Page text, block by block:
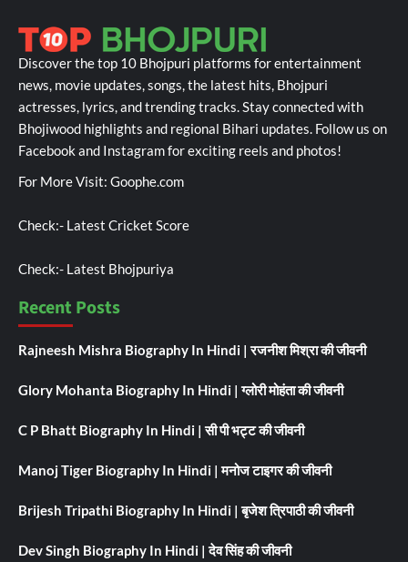
Discover the top 10 Bhojpuri platforms for entertainment
news, movie updates, songs, the latest hits, Bhojpuri
actresses, lyrics, and trending tracks. Stay connected with
Bhojiwood highlights and regional Bihari updates. Follow us on
Facebook and Instagram for exciting reels and photos!
For More Visit: Goophe.com
Check:- Latest Cricket Score
Check:- Latest Bhojpuriya
Recent Posts
Rajneesh Mishra Biography In Hindi | रजनीश मिश्रा की जीवनी
Glory Mohanta Biography In Hindi | ग्लोरी मोहंता की जीवनी
C P Bhatt Biography In Hindi | सी पी भट्ट की जीवनी
Manoj Tiger Biography In Hindi | मनोज टाइगर की जीवनी
Brijesh Tripathi Biography In Hindi | बृजेश त्रिपाठी की जीवनी
Dev Singh Biography In Hindi | देव सिंह की जीवनी